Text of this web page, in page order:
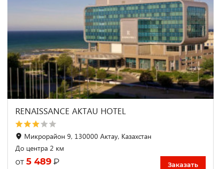
RENAISSANCE AKTAU HOTEL
Микрорайон 9, 130000 Актау, Казахстан
До центра 2 км
от 5 489 ₽ Заказать